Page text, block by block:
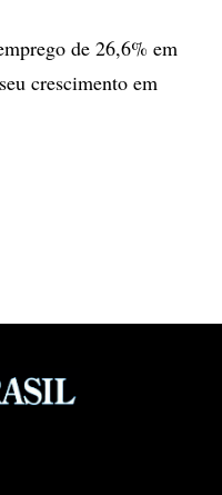
de 26,6% em
crescimento em